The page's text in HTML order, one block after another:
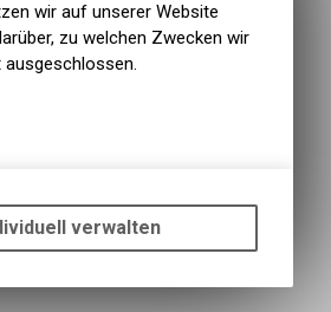
wir auf unserer Website
zu welchen Zwecken wir
ausgeschlossen.
Online-Angebots, wie die
beachten Sie, dass die
verwalten